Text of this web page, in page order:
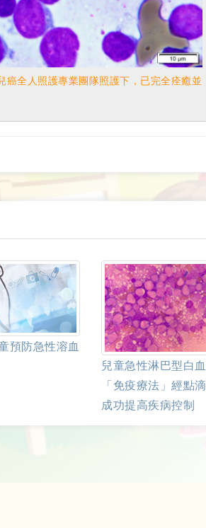
癌全人照護專業團隊照護下，已完全痊癒並
預防急性溶血
兒童急性淋巴型白
「免疫療法」經點
成功提高疾病控制